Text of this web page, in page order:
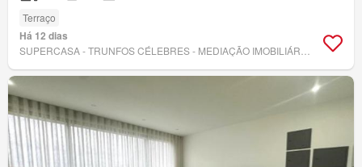
Terraço
Há 12 dias